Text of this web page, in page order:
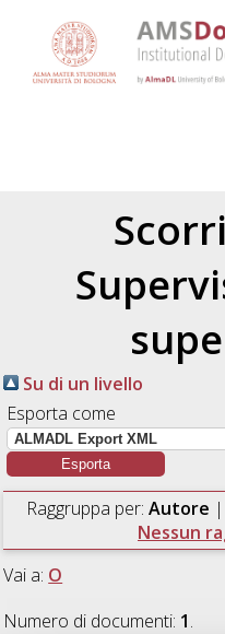
Su di un livello
Esporta come
Raggruppa per: Autore |
Nessun
Vai a: O
Numero di documenti: 1.